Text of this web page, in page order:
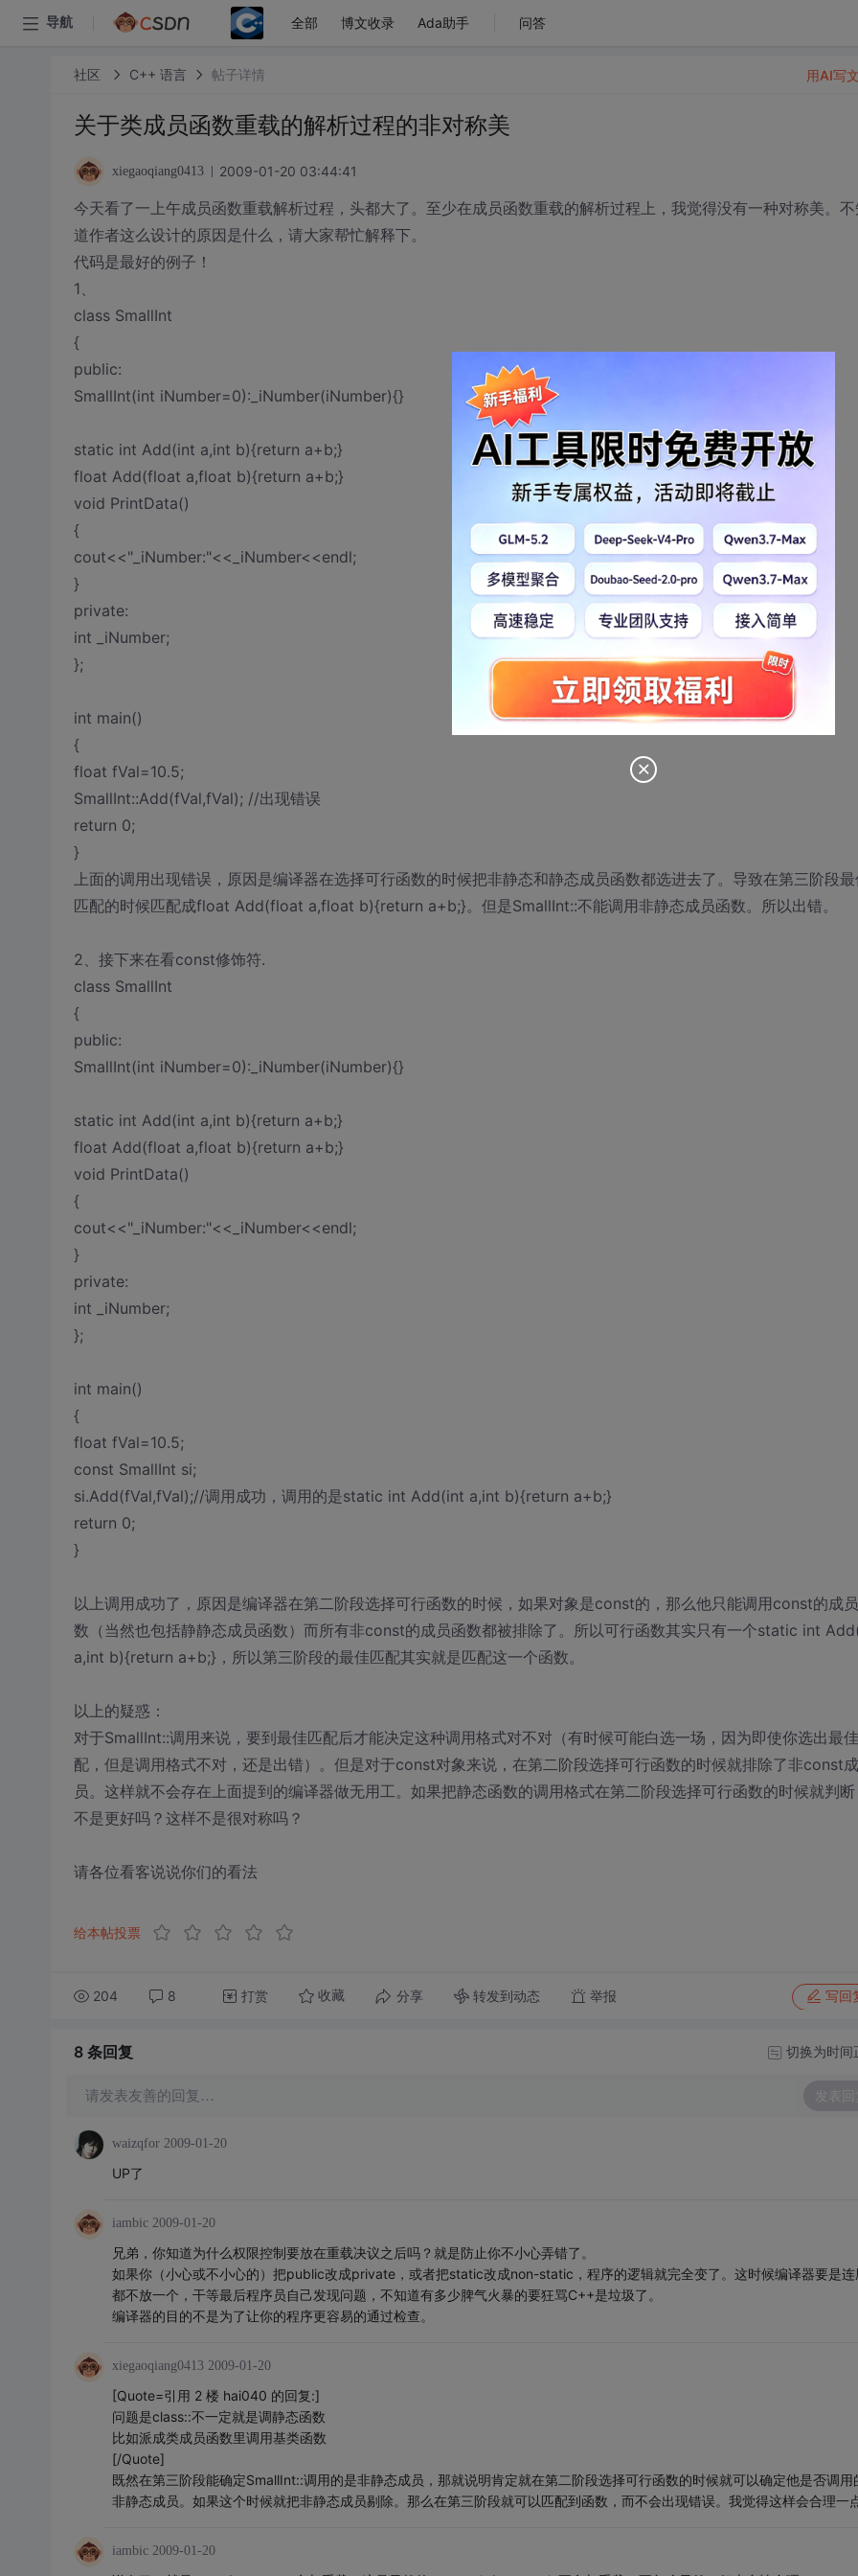
导航 全部 博文收录 Ada助手 问答
社区 C++ 语言 帖子详情
关于类成员函数重载的解析过程的非对称美
xiegaoqiang0413 2009-01-20 03:44:41
今天看了一上午成员函数重载解析过程，头都大了。至少在成员函数重载的解析过程上，我觉得没有一种对称美。不
道作者这么设计的原因是什么，请大家帮忙解释下。
代码是最好的例子！
1、
class SmallInt
{
public:
SmallInt(int iNumber=0):_iNumber(iNumber){}
static int Add(int a,int b){return a+b;}
float Add(float a,float b){return a+b;}
void PrintData()
{
cout<<"_iNumber:"<<_iNumber<<endl;
}
private:
int _iNumber;
};
int main()
{
float fVal=10.5;
SmallInt::Add(fVal,fVal); //出现错误
return 0;
}
上面的调用出现错误，原因是编译器在选择可行函数的时候把非静态和静态成员函数都选进去了。导致在第三阶段最
匹配的时候匹配成float Add(float a,float b){return a+b;}。但是SmallInt::不能调用非静态成员函数。所以出错。
2、接下来在看const修饰符.
class SmallInt
{
public:
SmallInt(int iNumber=0):_iNumber(iNumber){}
static int Add(int a,int b){return a+b;}
float Add(float a,float b){return a+b;}
void PrintData()
{
cout<<"_iNumber:"<<_iNumber<<endl;
}
private:
int _iNumber;
};
int main()
{
float fVal=10.5;
const SmallInt si;
si.Add(fVal,fVal);//调用成功，调用的是static int Add(int a,int b){return a+b;}
return 0;
}
以上调用成功了，原因是编译器在第二阶段选择可行函数的时候，如果对象是const的，那么他只能调用const的成
数（当然也包括静静态成员函数）而所有非const的成员函数都被排除了。所以可行函数其实只有一个static int
a,int b){return a+b;}，所以第三阶段的最佳匹配其实就是匹配这一个函数。
以上的疑惑：
对于SmallInt::调用来说，要到最佳匹配后才能决定这种调用格式对不对（有时候可能白选一场，因为即使你选出最
配，但是调用格式不对，还是出错）。但是对于const对象来说，在第二阶段选择可行函数的时候就排除了非const成
员。这样就不会存在上面提到的编译器做无用工。如果把静态函数的调用格式在第二阶段选择可行函数的时候就判断
不是更好吗？这样不是很对称吗？
请各位看客说说你们的看法
给本帖投票
204 8 打赏 收藏 分享 转发到动态 举报 写回
用AI写
8 条回复 切换为时间
请发表友善的回复… 发表回
waizqfor 2009-01-20
UP了
iambic 2009-01-20
兄弟，你知道为什么权限控制要放在重载决议之后吗？就是防止你不小心弄错了。
如果你（小心或不小心的）把public改成private，或者把static改成non-static，程序的逻辑就完全变了。这时候编译器要是连
都不放一个，干等最后程序员自己发现问题，不知道有多少脾气火暴的要狂骂C++是垃圾了。
编译器的目的不是为了让你的程序更容易的通过检查。
xiegaoqiang0413 2009-01-20
[Quote=引用 2 楼 hai040 的回复:]
问题是class::不一定就是调静态函数
比如派成类成员函数里调用基类函数
[/Quote]
既然在第三阶段能确定SmallInt::调用的是非静态成员，那就说明肯定就在第二阶段选择可行函数的时候就可以确定他是否调用
非静态成员。如果这个时候就把非静态成员剔除。那么在第三阶段就可以匹配到函数，而不会出现错误。我觉得这样会合理一点
iambic 2009-01-20